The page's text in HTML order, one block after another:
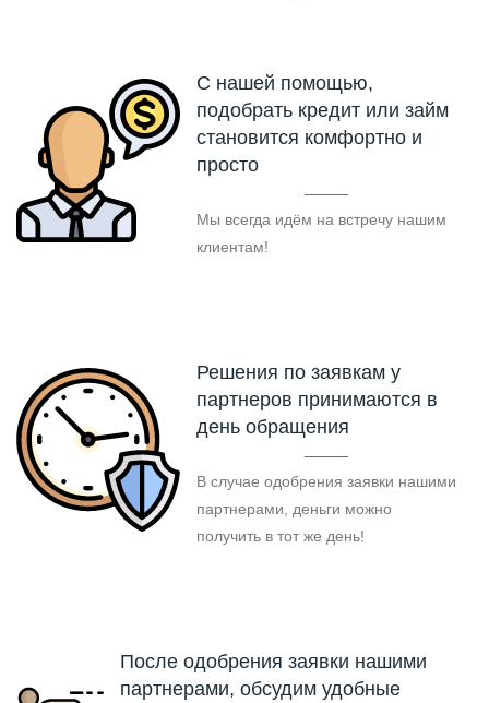
С нашей помощью,
подобрать кредит или займ
становится комфортно и
просто
Мы всегда идём на встречу нашим
клиентам!
Решения по заявкам у
партнеров принимаются в
день обращения
В случае одобрения заявки нашими
партнерами, деньги можно
получить в тот же день!
После одобрения заявки нашими
партнерами, обсудим удобные